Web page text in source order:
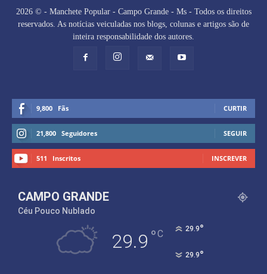
2026 © - Manchete Popular - Campo Grande - Ms - Todos os direitos
reservados. As notícias veiculadas nos blogs, colunas e artigos são de
inteira responsabilidade dos autores.
9,800 Fãs CURTIR
21,800 Seguidores SEGUIR
511 Inscritos INSCREVER
CAMPO GRANDE
Céu Pouco Nublado
29.9 °C 29.9°
29.9°